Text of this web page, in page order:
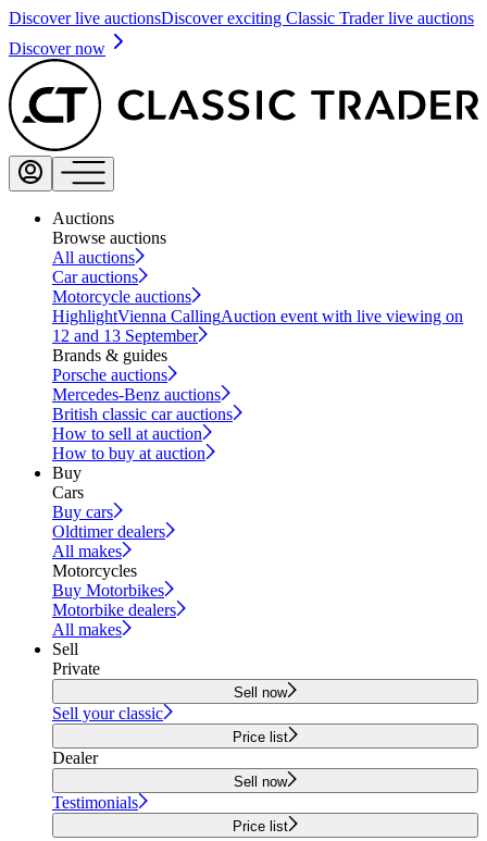
Discover live auctionsDiscover exciting Classic Trader live auctions
Discover now
Auctions
Browse auctions
All auctions
Car auctions
Motorcycle auctions
HighlightVienna CallingAuction event with live viewing on
12 and 13 September
Brands & guides
Porsche auctions
Mercedes-Benz auctions
British classic car auctions
How to sell at auction
How to buy at auction
Buy
Cars
Buy cars
Oldtimer dealers
All makes
Motorcycles
Buy Motorbikes
Motorbike dealers
All makes
Sell
Private
Sell now
Sell your classic
Price list
Dealer
Sell now
Testimonials
Price list